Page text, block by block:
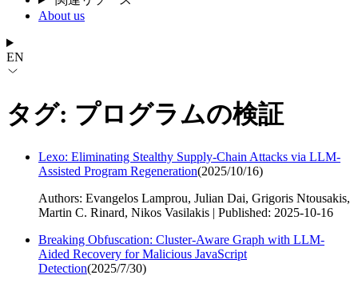
About us
EN
タグ: プログラムの検証
Lexo: Eliminating Stealthy Supply-Chain Attacks via LLM-
Assisted Program Regeneration(2025/10/16)
Authors: Evangelos Lamprou, Julian Dai, Grigoris Ntousakis,
Martin C. Rinard, Nikos Vasilakis | Published: 2025-10-16
Breaking Obfuscation: Cluster-Aware Graph with LLM-
Aided Recovery for Malicious JavaScript
Detection(2025/7/30)